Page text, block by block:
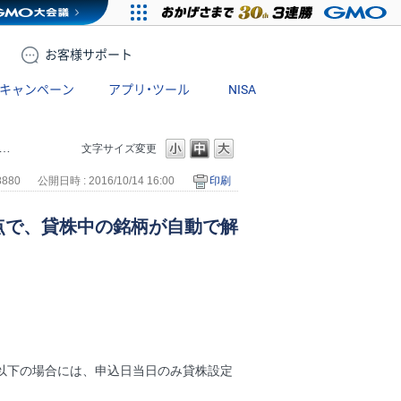
お客様サポート
キャンペーン アプリ・ツール NISA
文字サイズ変更
公開日時 : 2016/10/14 16:00 印刷
、貸株中の銘柄が自動で解
の場合には、申込日当日のみ貸株設定